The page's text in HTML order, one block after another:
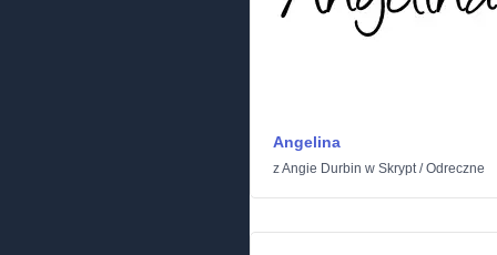
Angelina
zAngie Durbin w Skrypt/Odreczne